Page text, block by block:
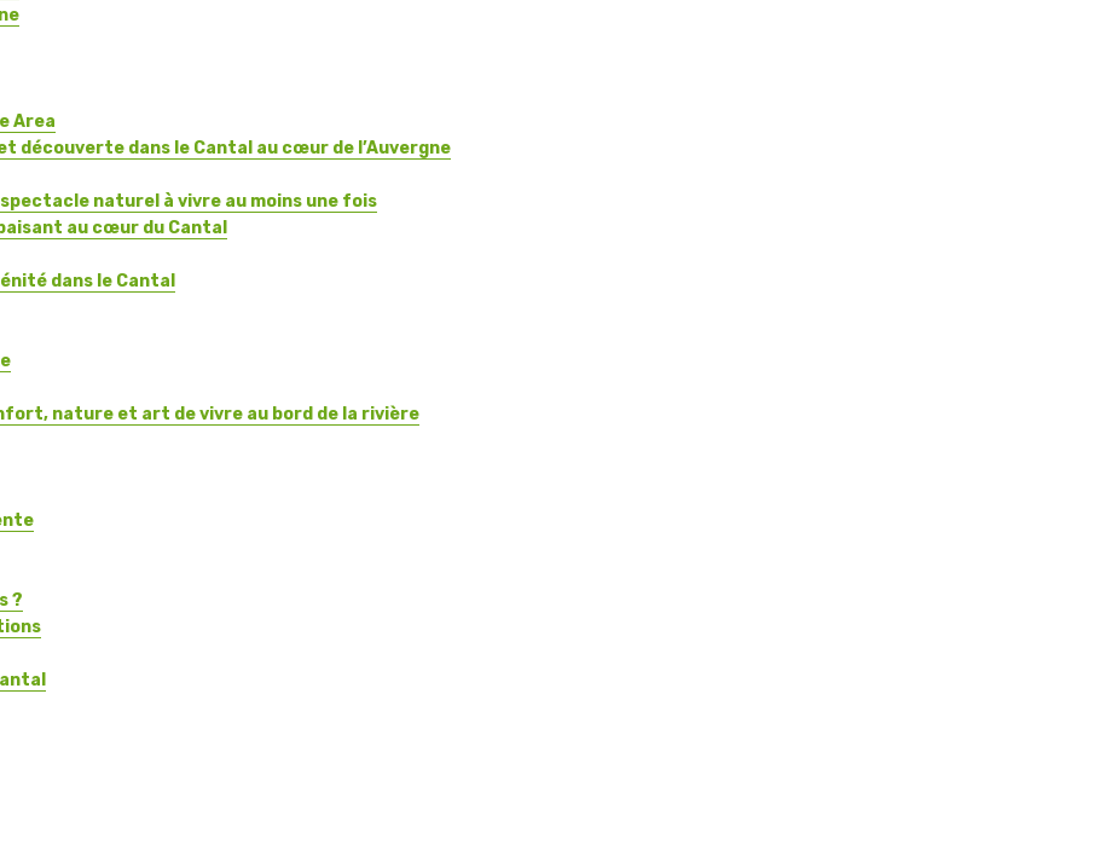
Area
découverte dans le Cantal au cœur de l’Auvergne
naturel à vivre au moins une fois
au cœur du Cantal
dans le Cantal
nature et art de vivre au bord de la rivière
?